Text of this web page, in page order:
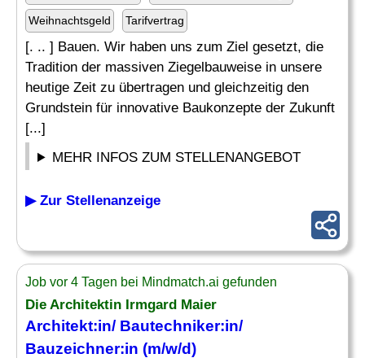
Weihnachtsgeld Tarifvertrag
[. .. ] Bauen. Wir haben uns zum Ziel gesetzt, die
Tradition der massiven Ziegelbauweise in unsere
heutige Zeit zu übertragen und gleichzeitig den
Grundstein für innovative Baukonzepte der Zukunft
[...]
MEHR INFOS ZUM STELLENANGEBOT
▶ Zur Stellenanzeige
Job vor 4 Tagen bei Mindmatch.ai gefunden
Die Architektin Irmgard Maier
Architekt:in/ Bautechniker:in/
Bauzeichner:in (m/w/d)